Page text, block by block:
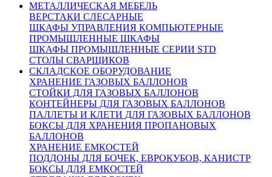
МЕТАЛЛИЧЕСКАЯ МЕБЕЛЬ
ВЕРСТАКИ СЛЕСАРНЫЕ
ШКАФЫ УПРАВЛЕНИЯ КОМПЬЮТЕРНЫЕ
ПРОМЫШЛЕННЫЕ ШКАФЫ
ШКАФЫ ПРОМЫШЛЕННЫЕ СЕРИИ STD
СТОЛЫ СВАРЩИКОВ
СКЛАДСКОЕ ОБОРУДОВАНИЕ
ХРАНЕНИЕ ГАЗОВЫХ БАЛЛОНОВ
СТОЙКИ ДЛЯ ГАЗОВЫХ БАЛЛОНОВ
КОНТЕЙНЕРЫ ДЛЯ ГАЗОВЫХ БАЛЛОНОВ
ПАЛЛЕТЫ И КЛЕТИ ДЛЯ ГАЗОВЫХ БАЛЛОНОВ
БОКСЫ ДЛЯ ХРАНЕНИЯ ПРОПАНОВЫХ
БАЛЛОНОВ
ХРАНЕНИЕ ЕМКОСТЕЙ
ПОДДОНЫ ДЛЯ БОЧЕК, ЕВРОКУБОВ, КАНИСТР
БОКСЫ ДЛЯ ЕМКОСТЕЙ